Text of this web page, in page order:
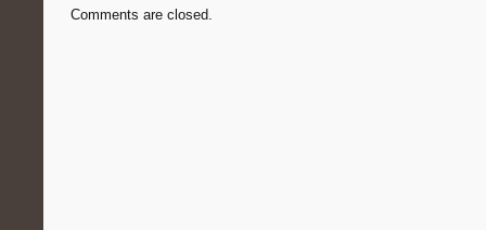
Comments are closed.